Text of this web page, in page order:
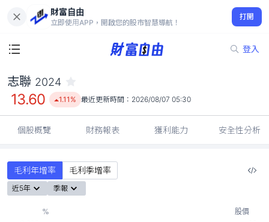
財富自由
立即使用APP，開啟您的股市智慧導航！
打開
登入
13.60
1.11%
志聯 2024
13.60 1.11% 最近更新時間： 2026/08/07 05:30
個股概覽 財務報表 獲利能力 安全性分析
毛利年增率 毛利季增率
近5年 季報